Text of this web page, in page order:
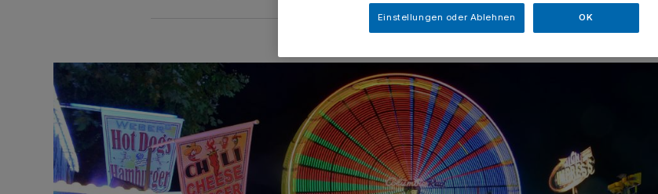
Einstellungen oder Ablehnen OK